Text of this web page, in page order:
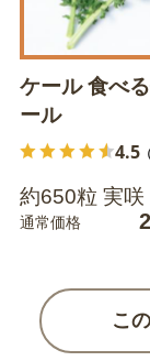
ケール 食べ
ール
4.5
約650粒 実咲
通常価格
こ